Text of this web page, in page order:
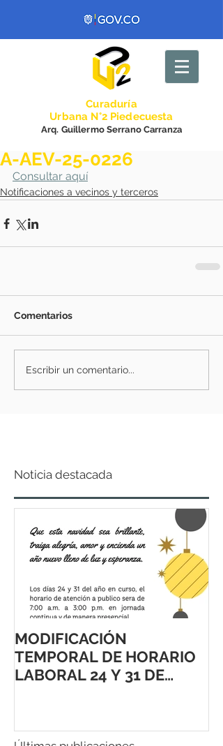
Curaduría
Urbana N°2 Piedecuesta
Arq. Guillermo Serrano Carranza
A-AEV-25-0226
Consultar aquí
Notificaciones a vecinos y terceros
Comentarios
Escribir un comentario...
Noticia destacada
MODIFICACIÓN
TEMPORAL DE HORARIO
LABORAL 24 Y 31 DE